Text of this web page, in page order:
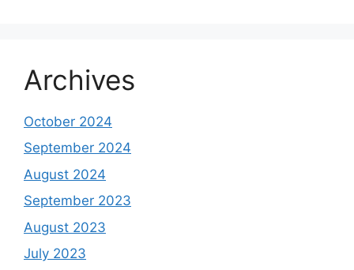
Archives
October 2024
September 2024
August 2024
September 2023
August 2023
July 2023